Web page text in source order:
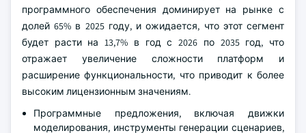
программного обеспечения доминирует на рынке с
долей 65% в 2025 году, и ожидается, что этот сегмент
будет расти на 13,7% в год с 2026 по 2035 год, что
отражает увеличение сложности платформ и
расширение функциональности, что приводит к более
высоким лицензионным значениям.
Программные предложения, включая движки
моделирования, инструменты генерации сценариев,